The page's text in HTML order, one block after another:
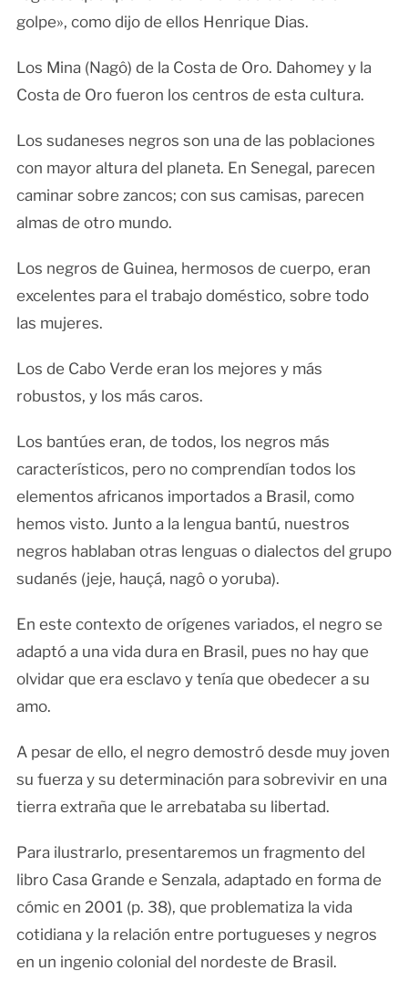
golpe», como dijo de ellos Henrique Dias.
Los Mina (Nagô) de la Costa de Oro. Dahomey y la
Costa de Oro fueron los centros de esta cultura.
Los sudaneses negros son una de las poblaciones
con mayor altura del planeta. En Senegal, parecen
caminar sobre zancos; con sus camisas, parecen
almas de otro mundo.
Los negros de Guinea, hermosos de cuerpo, eran
excelentes para el trabajo doméstico, sobre todo
las mujeres.
Los de Cabo Verde eran los mejores y más
robustos, y los más caros.
Los bantúes eran, de todos, los negros más
característicos, pero no comprendían todos los
elementos africanos importados a Brasil, como
hemos visto. Junto a la lengua bantú, nuestros
negros hablaban otras lenguas o dialectos del grupo
sudanés (jeje, hauçá, nagô o yoruba).
En este contexto de orígenes variados, el negro se
adaptó a una vida dura en Brasil, pues no hay que
olvidar que era esclavo y tenía que obedecer a su
amo.
A pesar de ello, el negro demostró desde muy joven
su fuerza y su determinación para sobrevivir en una
tierra extraña que le arrebataba su libertad.
Para ilustrarlo, presentaremos un fragmento del
libro Casa Grande e Senzala, adaptado en forma de
cómic en 2001 (p. 38), que problematiza la vida
cotidiana y la relación entre portugueses y negros
en un ingenio colonial del nordeste de Brasil.